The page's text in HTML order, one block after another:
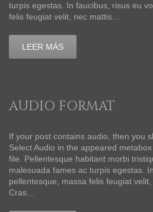
turpis egestas. In faucibus, risus eu
felis feugiat velit, nec mattis…
LEER MÁS
AUDIO FORMAT
If your post contains audio, then you
Select Audio in the appeared
file. Pellentesque habitant morbi
malesuada fames ac turpis egestas.
pellentesque, massa felis feugiat
Cras…